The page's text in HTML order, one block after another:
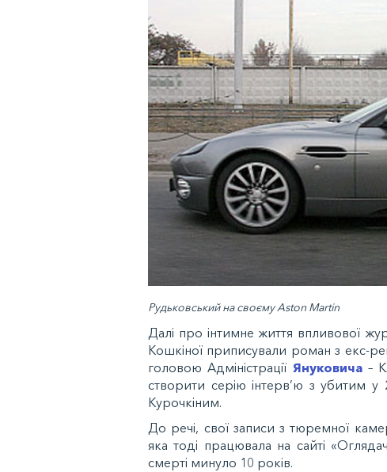
Рудьковський на своєму Aston Martin
Далі про інтимне життя впливової
Кошкіної приписували роман з екс-
головою Адміністрації Януковича–
створити серію інтерв’ю з убитим
Курочкіним.
До речі, свої записи з тюремної
яка тоді працювала на сайті
смерті минуло 10 років.